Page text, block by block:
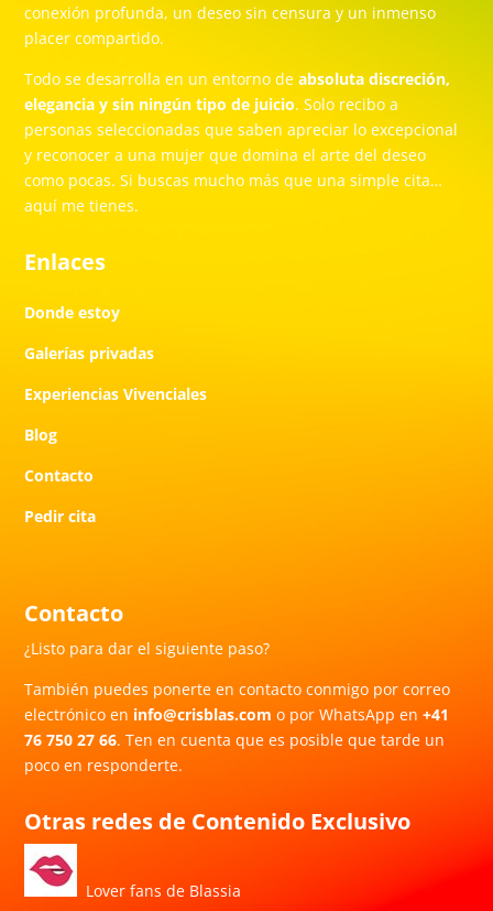
conexión profunda, un deseo sin censura y un inmenso
placer compartido.
Todo se desarrolla en un entorno deabsoluta discreción,
elegancia y sin ningún tipo de juicio. Solo recibo a
personas seleccionadas que saben apreciar lo excepcional
y reconocer a una mujer que domina el arte del deseo
como pocas. Si buscas mucho más que una simple cita…
aquí me tienes.
Enlaces
Donde estoy
Galerías privadas
Experiencias Vivenciales
Blog
Contacto
Pedir cita
Contacto
¿Listo para dar el siguiente paso?
También puedes ponerte en contacto conmigo por correo
electrónico en info@crisblas.com o por WhatsApp en+41
76 750 27 66. Ten en cuenta que es posible que tarde un
poco en responderte.
Otras redes de Contenido Exclusivo
Lover fans de Blassia